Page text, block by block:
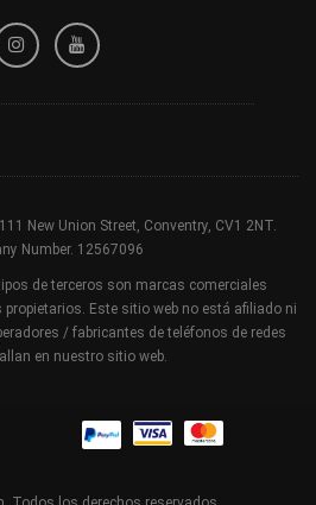
New Union Street, Conventry, CV1 2NT.
Number. 12567096
de terceros son marcas comerciales
Este sitio web no está afiliado ni
/ fabricantes de teléfonos de redes
en nuestro sitio web.